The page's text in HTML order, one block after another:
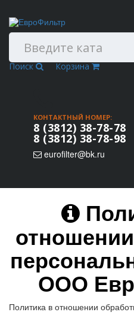
Поиск Корзина
КОНТАКТНЫЙ НОМЕР:
8 (3812) 38-78-78
8 (3812) 38-78-98
eurofilter@bk.ru
ООО
Политика в отношении